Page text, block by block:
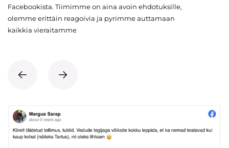
Facebookista. Tiimimme on aina avoin ehdotuksille,
olemme erittäin reagoivia ja pyrimme auttamaan
kaikkia vieraitamme